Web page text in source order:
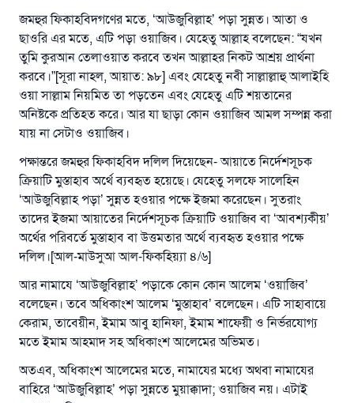
জমহুর ফিকাহবিদগণের মতে, ‘আউজুবিল্লাহ’ পড়া সুন্নত। আতা ও
ছাওরি এর মতে, এটি পড়া ওয়াজিব। যেহেতু আল্লাহ বলেছেন: “যখন
তুমি কুরআন তেলাওয়াত করবে তখন আল্লাহর নিকট আশ্রয় প্রার্থনা
করবে।”[সূরা নাহল, আয়াত: ৯৮] এবং যেহেতু নবী সাল্লাল্লাহু আলাইহি
ওয়া সাল্লাম নিয়মিত তা পড়তেন এবং যেহেতু এটি শয়তানের
অনিষ্টকে প্রতিহত করে। আর যা ছাড়া কোন ওয়াজিব আমল সম্পন্ন করা
যায় না সেটাও ওয়াজিব।
পক্ষান্তরে জমহুর ফিকাহবিদ দলিল দিয়েছেন- আয়াতে নির্দেশসূচক
ক্রিয়াটি মুস্তাহাব অর্থে ব্যবহৃত হয়েছে। যেহেতু সলফে সালেহিন
‘আউজুবিল্লাহ পড়া’ সুন্নত হওয়ার পক্ষে ইজমা করেছেন। সুতরাং
তাদের ইজমা আয়াতের নির্দেশসূচক ক্রিয়াটি ওয়াজিব বা ‘আবশ্যকীয়’
অর্থের পরিবর্তে মুস্তাহাব বা উত্তমতার অর্থে ব্যবহৃত হওয়ার পক্ষে
দলিল।[আল-মাউসুআ আল-ফিকহিয়্যা ৪/৬]
আর নামাযে ‘আউজুবিল্লাহ’ পড়াকে কোন কোন আলেম ‘ওয়াজিব’
বলেছেন। তবে অধিকাংশ আলেম ‘মুস্তাহাব’ বলেছেন। এটি সাহাবায়ে
কেরাম, তাবেয়ীন, ইমাম আবু হানিফা, ইমাম শাফেয়ী ও নির্ভরযোগ্য
মতে ইমাম আহমাদ সহ অধিকাংশ আলেমের অভিমত।
অতএব, অধিকাংশ আলেমের মতে, নামাযের মধ্যে অথবা নামাযের
বাহিরে ‘আউজুবিল্লাহ’ পড়া সুন্নতে মুয়াক্কাদা; ওয়াজিব নয়। এটাই
উত্তর নম্বর ১১০৮৪৫ একটি বিবাহ রক্ষা
করেছিল।
উম্মাহকে উত্তর দিতে আমাদেরকে সহযোগিতা করুন
রাসূল সাল্লাল্লাহু আলাইহি ওয়া সাল্লাম বলেছেন
যে ব্যক্তি সৎ কর্মের পথ দেখাবে সে সৎকর্মকারীর সমান
সওয়াব পাবে